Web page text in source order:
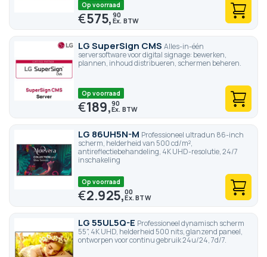
Op voorraad
€575,90
LG SuperSign CMS Alles-in-één
serversoftware voor digital signage: bewerken,
plannen, inhoud distribueren, schermen beheren.
Op voorraad
€189,90
LG 86UH5N-M Professioneel ultradun 86-inch
scherm, helderheid van 500 cd/m²,
antireflectiebehandeling, 4K UHD-resolutie, 24/7
inschakeling
Op voorraad
€2.925,00
LG 55UL5Q-E Professioneel dynamisch scherm
55", 4K UHD, helderheid 500 nits, glanzend paneel,
ontworpen voor continu gebruik 24u/24, 7d/7.